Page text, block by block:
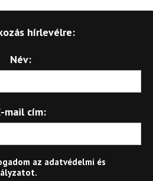
hírlevélre:
Név:
mail cím:
az adatvédelmi és
.